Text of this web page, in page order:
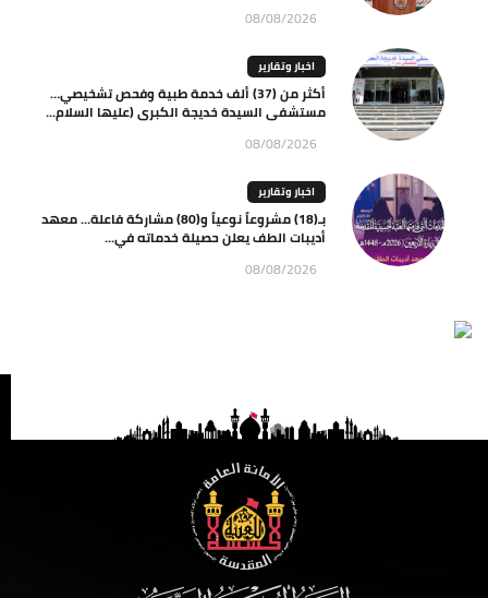
08/08/2026
اخبار وتقارير
أكثر من (37) ألف خدمة طبية وفحص تشخيصي…
مستشفى السيدة خديجة الكبرى (عليها السلام...
08/08/2026
اخبار وتقارير
بـ(18) مشروعاً نوعياً و(80) مشاركة فاعلة… معهد
أديبات الطف يعلن حصيلة خدماته في...
08/08/2026